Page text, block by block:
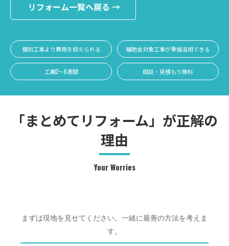
リフォーム一覧へ戻る →
個別工事より費用を抑えられる 補助金対象工事が重複活用できる
工期2〜6週間 相談・見積もり無料
「まとめてリフォーム」が正解の
理由
Your Worries
まずは現地を見せてください。一緒に最善の方法を考えま
す。